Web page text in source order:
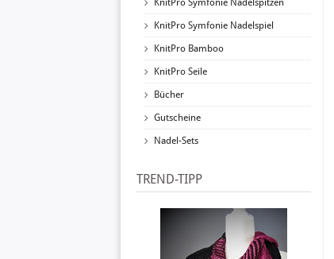
KnitPro Symfonie Nadelspitzen
KnitPro Symfonie Nadelspiel
KnitPro Bamboo
KnitPro Seile
Bücher
Gutscheine
Nadel-Sets
TREND-TIPP